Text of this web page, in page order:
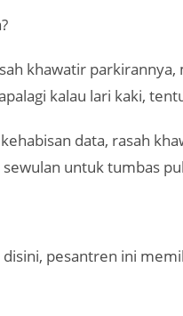
khawatir parkirannya,
kalau lari kaki,
data, rasah
untuk tumbas
pesantren ini